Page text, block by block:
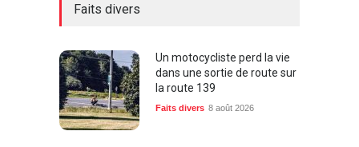
Faits divers
Un motocycliste perd la vie
dans une sortie de route sur
la route 139
Faits divers 8 août 2026